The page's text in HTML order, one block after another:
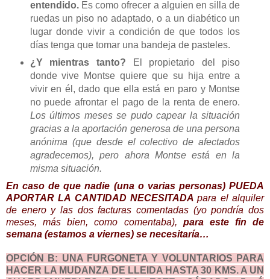
entendido.Es como ofrecer a alguien en silla de
ruedas un piso no adaptado, o a un diabético un
lugar donde vivir a condición de que todos los
días tenga que tomar una bandeja de pasteles.
¿Y mientras tanto?
El propietario del piso
donde vive Montse quiere que su hija entre a
vivir en él, dado que ella está en paro y Montse
no puede afrontar el pago de la renta de enero.
Los últimos meses se pudo capear la situación
gracias a la aportación generosa de una persona
anónima (que desde el colectivo de afectados
agradecemos), pero ahora Montse está en la
misma situación.
En caso de que nadie (una o varias personas) PUEDA
APORTAR LA CANTIDAD NECESITADApara el alquiler
de enero y las dos facturas comentadas (yo pondría dos
meses, más bien, como comentaba), para este fin de
semana (estamos a viernes) se necesitaría…
OPCIÓN B: UNA FURGONETA Y VOLUNTARIOS PARA
HACER LA MUDANZA DE LLEIDA HASTA 30 KMS. A UN